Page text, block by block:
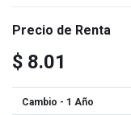
Precio de Renta
$ 8.01
Cambio - 1 Año